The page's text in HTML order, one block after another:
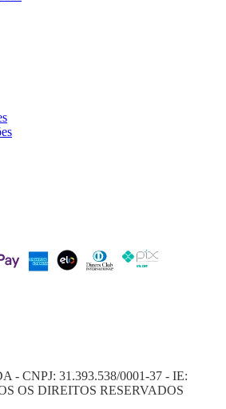
- CNPJ: 31.393.538/0001-37 - IE:
OS DIREITOS RESERVADOS